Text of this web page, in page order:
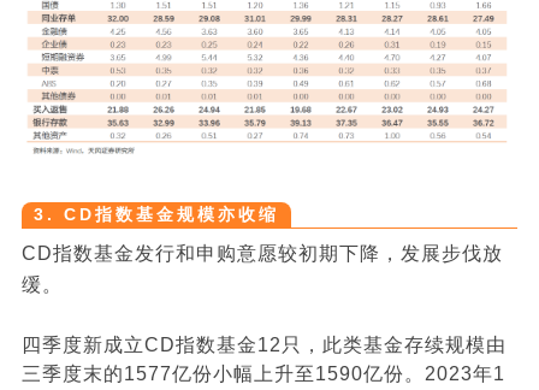
3. CD指数基金规模亦收缩
CD指数基金发行和申购意愿较初期下降，发展步伐放
缓。
四季度新成立CD指数基金12只，此类基金存续规模由
三季度末的1577亿份小幅上升至1590亿份。2023年1